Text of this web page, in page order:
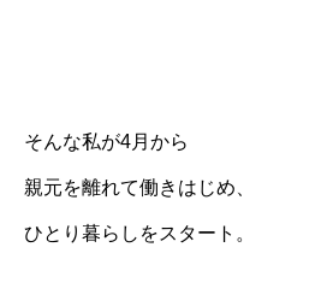
そんな私が4月から
親元を離れて働きはじめ、
ひとり暮らしをスタート。